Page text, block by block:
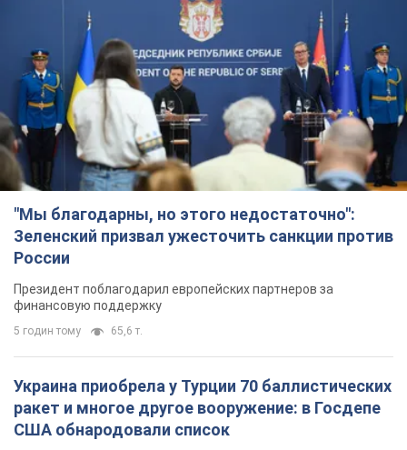
"Мы благодарны, но этого недостаточно":
Зеленский призвал ужесточить санкции против
России
Президент поблагодарил европейских партнеров за
финансовую поддержку
5 годин тому 65,6 т.
Украина приобрела у Турции 70 баллистических
ракет и многое другое вооружение: в Госдепе
США обнародовали список